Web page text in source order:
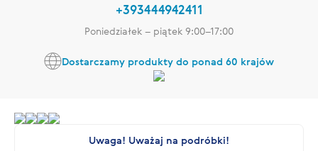
+393444942411
Poniedziałek – piątek 9:00–17:00
Dostarczamy produkty do ponad 60 krajów
Uwaga! Uważaj na podróbki!